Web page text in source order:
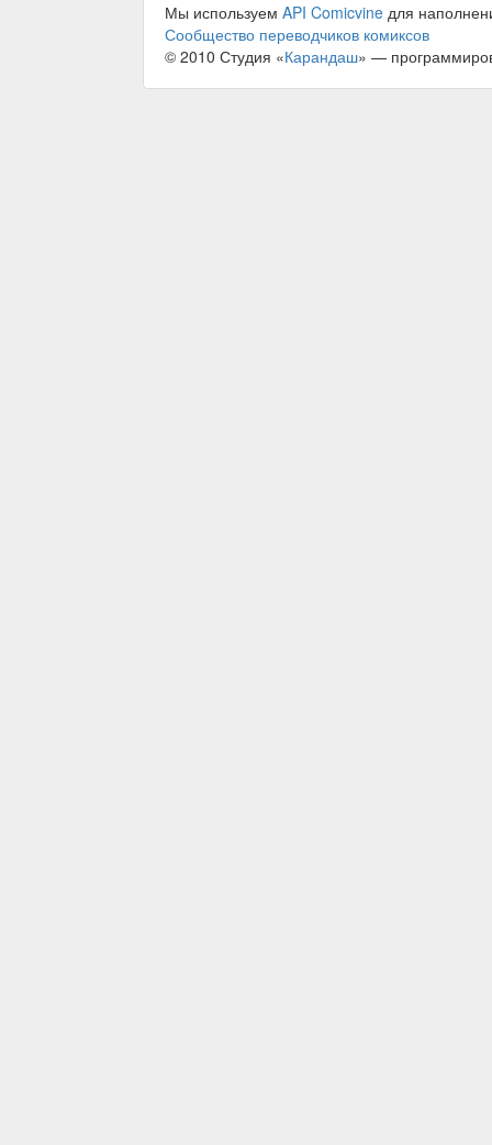
Мы используем API Comicvine для
Сообщество переводчиков комиксов
© 2010 Студия «Карандаш» —